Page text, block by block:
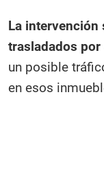
La
trasladados por
un posible
en esos